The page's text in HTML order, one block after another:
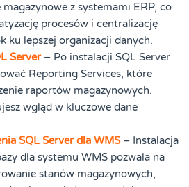
z systemami ERP, co
procesów i centralizację
ku lepszej organizacji danych.
Server– Po instalacji SQL Server
Reporting Services, które
raportów magazynowych.
wgląd w kluczowe dane
SQL Server dla WMS– Instalacja
dla systemu WMS pozwala na
stanów magazynowych,